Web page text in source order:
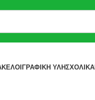
ΓΡΑΦΙΚΉ ΎΛΗΣΧΟΛΙΚΆ